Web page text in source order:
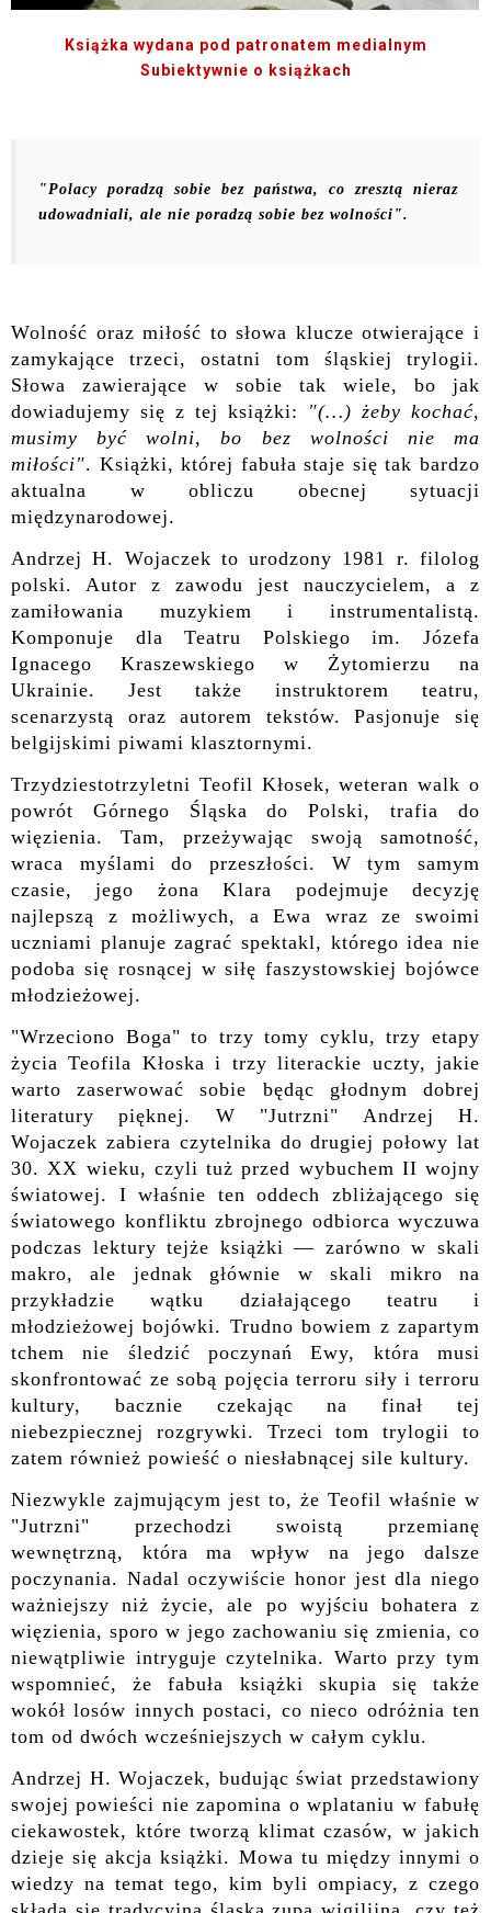
Książka wydana pod patronatem medialnym
Subiektywnie o książkach
"Polacy poradzą sobie bez państwa, co zresztą nieraz
udowadniali, ale nie poradzą sobie bez wolności".
Wolność oraz miłość to słowa klucze otwierające i
zamykające trzeci, ostatni tom śląskiej trylogii.
Słowa zawierające w sobie tak wiele, bo jak
dowiadujemy się z tej książki: "(…) żeby kochać,
musimy być wolni, bo bez wolności nie ma
miłości". Książki, której fabuła staje się tak bardzo
aktualna w obliczu obecnej sytuacji
międzynarodowej.
Andrzej H. Wojaczek to urodzony 1981 r. filolog
polski. Autor z zawodu jest nauczycielem, a z
zamiłowania muzykiem i instrumentalistą.
Komponuje dla Teatru Polskiego im. Józefa
Ignacego Kraszewskiego w Żytomierzu na
Ukrainie. Jest także instruktorem teatru,
scenarzystą oraz autorem tekstów. Pasjonuje się
belgijskimi piwami klasztornymi.
Trzydziestotrzyletni Teofil Kłosek, weteran walk o
powrót Górnego Śląska do Polski, trafia do
więzienia. Tam, przeżywając swoją samotność,
wraca myślami do przeszłości. W tym samym
czasie, jego żona Klara podejmuje decyzję
najlepszą z możliwych, a Ewa wraz ze swoimi
uczniami planuje zagrać spektakl, którego idea nie
podoba się rosnącej w siłę faszystowskiej bojówce
młodzieżowej.
"Wrzeciono Boga" to trzy tomy cyklu, trzy etapy
życia Teofila Kłoska i trzy literackie uczty, jakie
warto zaserwować sobie będąc głodnym dobrej
literatury pięknej. W "Jutrzni" Andrzej H.
Wojaczek zabiera czytelnika do drugiej połowy lat
30. XX wieku, czyli tuż przed wybuchem II wojny
światowej. I właśnie ten oddech zbliżającego się
światowego konfliktu zbrojnego odbiorca wyczuwa
podczas lektury tejże książki — zarówno w skali
makro, ale jednak głównie w skali mikro na
przykładzie wątku działającego teatru i
młodzieżowej bojówki. Trudno bowiem z zapartym
tchem nie śledzić poczynań Ewy, która musi
skonfrontować ze sobą pojęcia terroru siły i terroru
kultury, bacznie czekając na finał tej
niebezpiecznej rozgrywki. Trzeci tom trylogii to
zatem również powieść o niesłabnącej sile kultury.
Niezwykle zajmującym jest to, że Teofil właśnie w
"Jutrzni" przechodzi swoistą przemianę
wewnętrzną, która ma wpływ na jego dalsze
poczynania. Nadal oczywiście honor jest dla niego
ważniejszy niż życie, ale po wyjściu bohatera z
więzienia, sporo w jego zachowaniu się zmienia, co
niewątpliwie intryguje czytelnika. Warto przy tym
wspomnieć, że fabuła książki skupia się także
wokół losów innych postaci, co nieco odróżnia ten
tom od dwóch wcześniejszych w całym cyklu.
Andrzej H. Wojaczek, budując świat przedstawiony
swojej powieści nie zapomina o wplataniu w fabułę
ciekawostek, które tworzą klimat czasów, w jakich
dzieje się akcja książki. Mowa tu między innymi o
wiedzy na temat tego, kim byli ompiacy, z czego